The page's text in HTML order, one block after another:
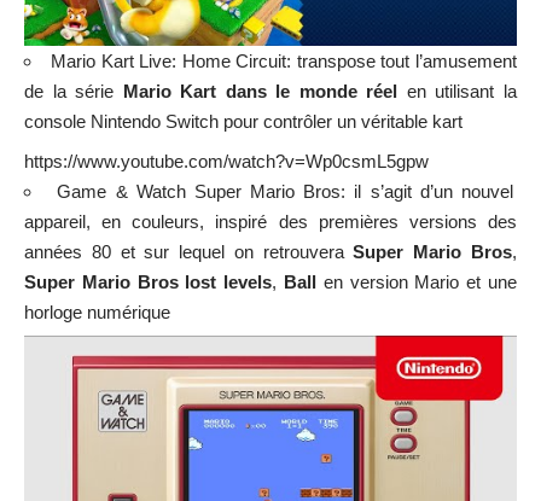
Mario Kart Live: Home Circuit: transpose tout l’amusement
de la série Mario Kart dans le monde réel en utilisant la
console Nintendo Switch pour contrôler un véritable kart
https://www.youtube.com/watch?v=Wp0csmL5gpw
Game & Watch Super Mario Bros: il s’agit d’un nouvel
appareil, en couleurs, inspiré des premières versions des
années 80 et sur lequel on retrouveraSuper Mario Bros,
Super Mario Bros lost levels, Ball en version Mario et une
horloge numérique